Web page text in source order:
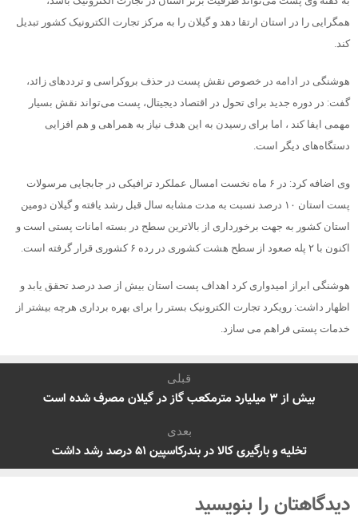
همگرایی را در استان ارتقا دهد و گیلان را به مرکز تجارت الکترونیک کشور تبدیل
کند.
هوشنگی در ادامه در خصوص نقش پست در حذف بروکراسی و ترددهای زائد،
گفت: در دوره جدید برای تحول در اقتصاد دیجیتال، پست می‌تواند نقش بسیار
مهمی ایفا کند ، اما برای رسیدن به این هدف نیاز به همراهی و هم افزایی
دستگاه‌های دیگر است.
وی اضافه کرد: در ۶ ماه نخست امسال عملکرد ترافیکی در جابجایی مرسولات
پست استان ۱۰ درصد نسبت به مدت مشابه سال قبل رشد یافته و گیلان دومین
استان کشور به جهت برخورداری از بالاترین سطح در بسته امانات پستی است و
اکنون با ۲ پله صعود از سطح هشت کشوری در رده ۶ کشوری قرار گرفته است.
هوشنگی ابراز امیدواری کرد اهداف پست استان بیش از صد درصد تحقق یابد و
اظهار داشت: رویکرد تجارت الکترونیک بستر را برای بهره برداری هرچه بیشتر از
خدمات پستی فراهم می سازد.
قبلی
بیش از ۳ میلیارد مترمکعب گاز در گیلان مصرف شده است
بعدی
تخلیه و بارگیری کالا در بندرکاسپین ۵۱ درصد رشد داشت
دیدگاهتان را بنویسید